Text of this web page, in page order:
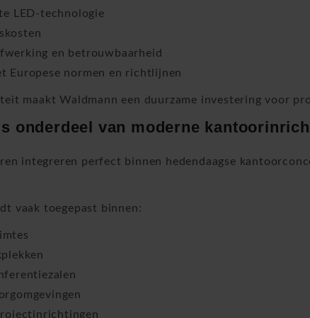
LED-technologie
en betrouwbaarheid
Europese normen en richtlijnen
maakt Waldmann een duurzame investering voor
onderdeel van moderne
integreren perfect binnen hedendaagse
vaak toegepast binnen: